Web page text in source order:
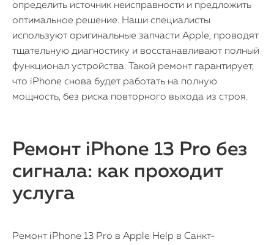
определить источник неисправности и предложить
оптимальное решение. Наши специалисты
используют оригинальные запчасти Apple, проводят
тщательную диагностику и восстанавливают полный
функционал устройства. Такой ремонт гарантирует,
что iPhone снова будет работать на полную
мощность, без риска повторного выхода из строя.
Ремонт iPhone 13 Pro без
сигнала: как проходит
услуга
Ремонт iPhone 13 Pro в Apple Help в Санкт-